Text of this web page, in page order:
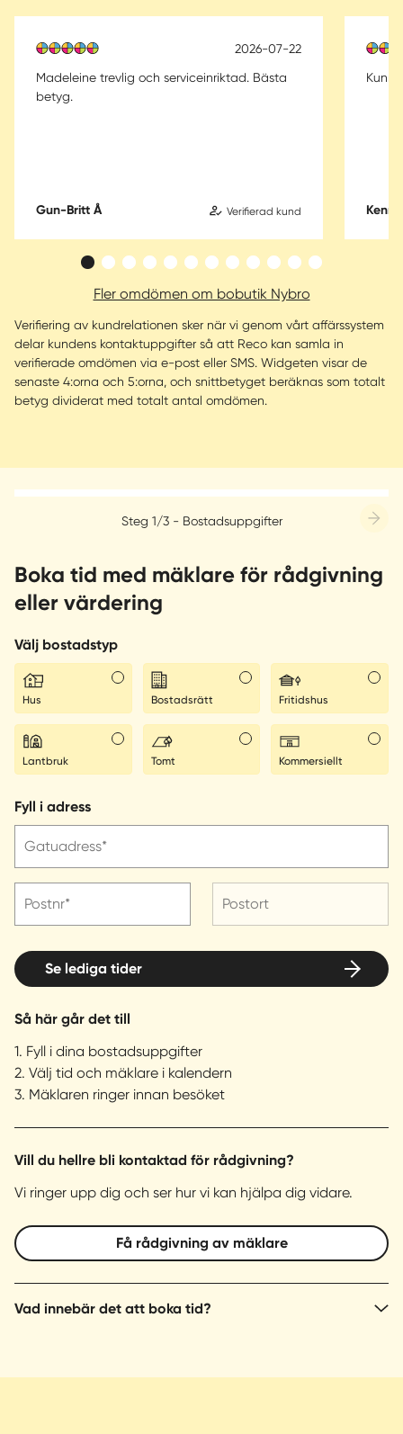
2026-07-22
Madeleine trevlig och serviceinriktad. Bästa
betyg.
Gun-Britt Å Verifierad kund
Fler omdömen om bobutik Nybro
Verifiering av kundrelationen sker när vi genom vårt affärssystem
delar kundens kontaktuppgifter så att Reco kan samla in
verifierade omdömen via e-post eller SMS. Widgeten visar de
senaste 4:orna och 5:orna, och snittbetyget beräknas som totalt
betyg dividerat med totalt antal omdömen.
Steg 1/3 - Bostadsuppgifter
Boka tid med mäklare för rådgivning
eller värdering
Välj bostadstyp
Hus Bostadsrätt Fritidshus
Lantbruk Tomt Kommersiellt
Fyll i adress
Gatuadress*
Postnr* Postort
Se lediga tider
Så här går det till
1. Fyll i dina bostadsuppgifter
2. Välj tid och mäklare i kalendern
3. Mäklaren ringer innan besöket
Vill du hellre bli kontaktad för rådgivning?
Vi ringer upp dig och ser hur vi kan hjälpa dig vidare.
Få rådgivning av mäklare
Vad innebär det att boka tid?